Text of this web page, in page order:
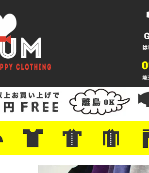
ューズ/スニーカー
・プリントTシャツ
・バンド/ツアー
・キャラクター
・Nike/adidas/スポーツ
・チャンピオン
・サーフ/スケート
・ボーダー/総柄/無地
・フットボール/リンガー
・タンクトップ/NBA・ポロシャツ
・半袖シャツ
・アロハ/サーフ/ボーリング
・ラルフ/ブランド
・無地/チェック/ストラ
・ワーク/ミリタリー/ウ
・ネル/ウール ・ショ
・アウ
・ジー
・
・ミリ
・コー
・コッ
・オー
・ジャ
ン